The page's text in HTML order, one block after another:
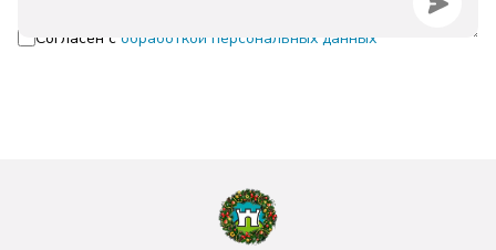
Согласен с обработкой персональных данных